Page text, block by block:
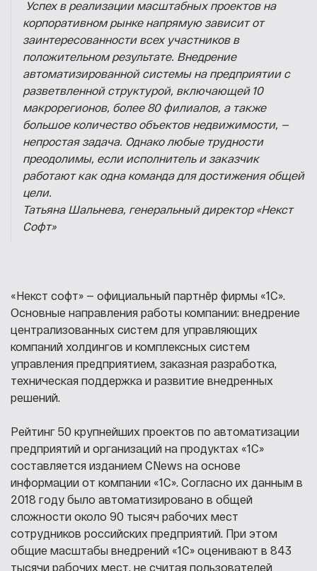
Успех в реализации масштабных проектов на
корпоративном рынке напрямую зависит от
заинтересованности всех участников в
положительном результате. Внедрение
автоматизированной системы на предприятии с
разветвленной структурой, включающей 10
макрорегионов, более 80 филиалов, а также
большое количество объектов недвижимости, —
непростая задача. Однако любые трудности
преодолимы, если исполнитель и заказчик
работают как одна команда для достижения общей
цели.
Татьяна Шальнева, генеральный директор «Некст
Софт»
«Некст софт» — официальный партнёр фирмы «1С».
Основные направления работы компании: внедрение
централизованных систем для управляющих
компаний холдингов и комплексных систем
управления предприятием, заказная разработка,
техническая поддержка и развитие внедренных
решений.
Рейтинг 50 крупнейших проектов по автоматизации
предприятий и организаций на продуктах «1С»
составляется изданием CNews на основе
информации от компании «1С». Согласно их данным в
2018 году было автоматизировано в общей
сложности около 90 тысяч рабочих мест
сотрудников российских предприятий. При этом
общие масштабы внедрений «1С» оценивают в 843
тысячи рабочих мест, не считая пользователей